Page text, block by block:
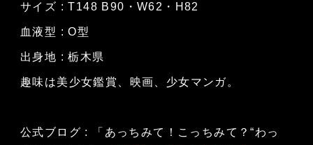
サイズ : T148 B90・W62・H82
血液型 : O型
出身地 : 栃木県
趣味は美少女鑑賞、映画、少女マンガ。
公式ブログ : 「あっちみて！こっちみて？“わっ